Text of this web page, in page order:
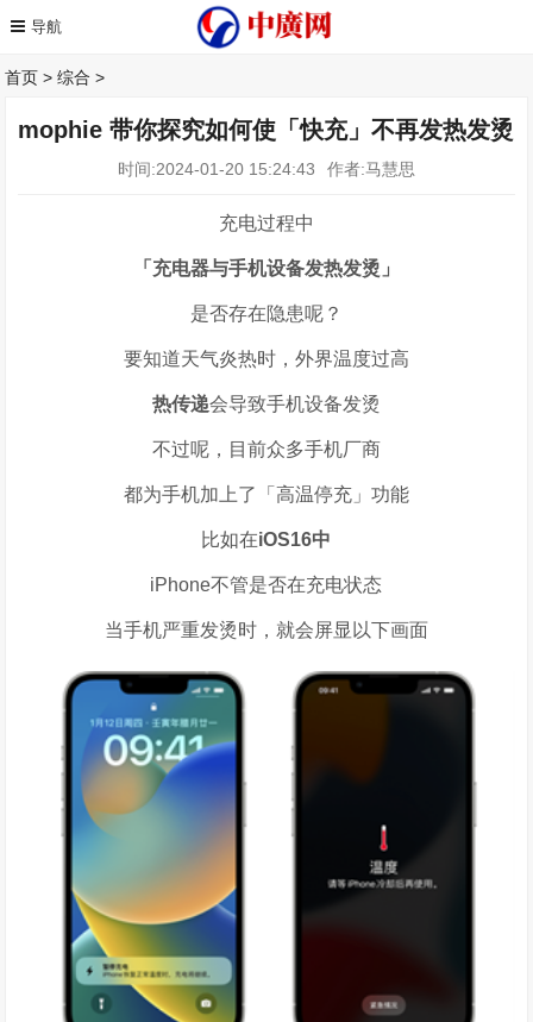
首页 >综合 >
mophie 带你探究如何使「快充」不再发热发烫
时间:2024-01-20 15:24:43 作者:马慧思
充电过程中
「充电器与手机设备发热发烫」
是否存在隐患呢？
要知道天气炎热时，外界温度过高
热传递会导致手机设备发烫
不过呢，目前众多手机厂商
都为手机加上了「高温停充」功能
比如在iOS16中
iPhone不管是否在充电状态
当手机严重发烫时，就会屏显以下画面